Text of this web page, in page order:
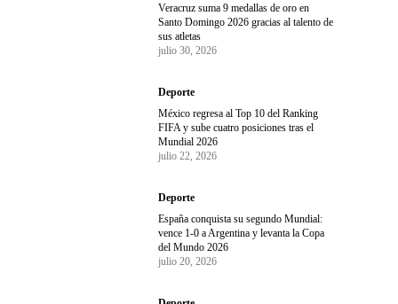
Veracruz suma 9 medallas de oro en
Santo Domingo 2026 gracias al talento de
sus atletas
julio 30, 2026
Deporte
México regresa al Top 10 del Ranking
FIFA y sube cuatro posiciones tras el
Mundial 2026
julio 22, 2026
Deporte
España conquista su segundo Mundial:
vence 1-0 a Argentina y levanta la Copa
del Mundo 2026
julio 20, 2026